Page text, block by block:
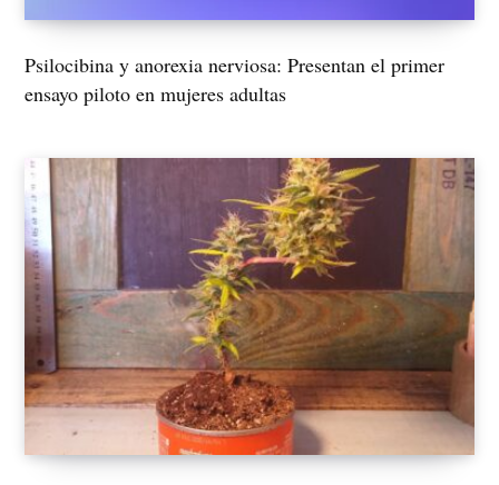
Psilocibina y anorexia nerviosa: Presentan el primer
ensayo piloto en mujeres adultas